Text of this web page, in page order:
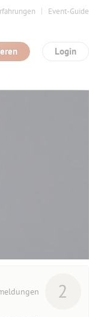
Event-Guide
Login
2